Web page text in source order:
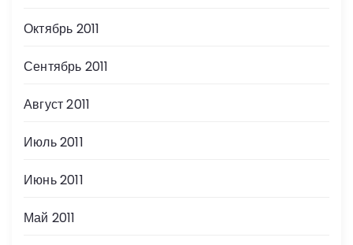
Октябрь 2011
Сентябрь 2011
Август 2011
Июль 2011
Июнь 2011
Май 2011